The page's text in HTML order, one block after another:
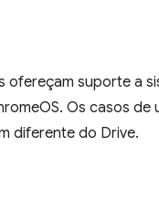
ofereçam suporte a
Os casos de
diferente do Drive.